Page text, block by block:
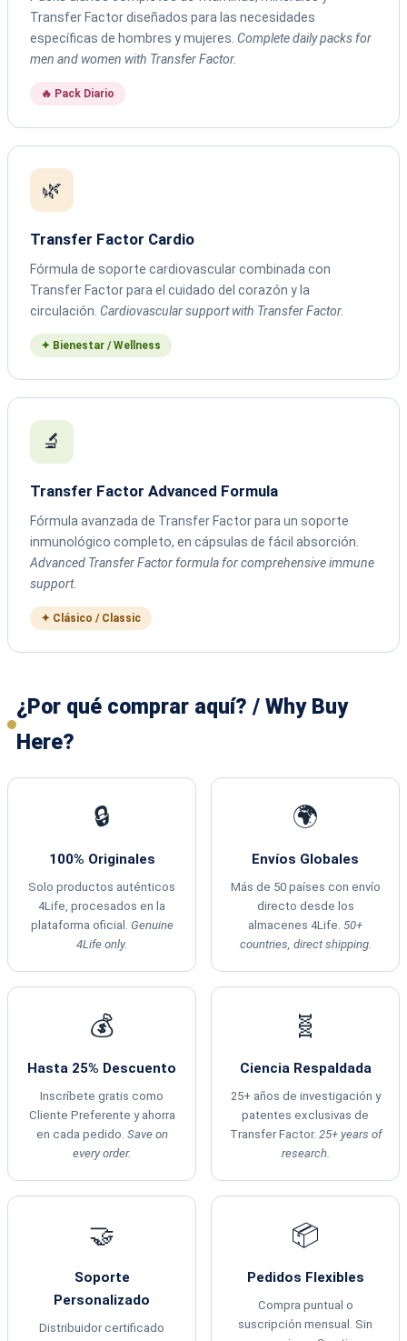
Transfer Factor diseñados para las necesidades
específicas de hombres y mujeres. Complete daily packs for
men and women with Transfer Factor.
🔥 Pack Diario
🌿
Transfer Factor Cardio
Fórmula de soporte cardiovascular combinada con
Transfer Factor para el cuidado del corazón y la
circulación. Cardiovascular support with Transfer Factor.
✦ Bienestar / Wellness
🔬
Transfer Factor Advanced Formula
Fórmula avanzada de Transfer Factor para un soporte
inmunológico completo, en cápsulas de fácil absorción.
Advanced Transfer Factor formula for comprehensive immune
support.
✦ Clásico / Classic
¿Por qué comprar aquí? / Why Buy
Here?
🔒
100% Originales
Solo productos auténticos
4Life, procesados en la
plataforma oficial. Genuine
4Life only.
🌍
Envíos Globales
Más de 50 países con envío
directo desde los
almacenes 4Life. 50+
countries, direct shipping.
💰
Hasta 25% Descuento
Inscríbete gratis como
Cliente Preferente y ahorra
en cada pedido. Save on
every order.
🧬
Ciencia Respaldada
25+ años de investigación y
patentes exclusivas de
Transfer Factor. 25+ years of
research.
🤝
Soporte
Personalizado
Distribuidor certificado
📦
Pedidos Flexibles
Compra puntual o
suscripción mensual. Sin